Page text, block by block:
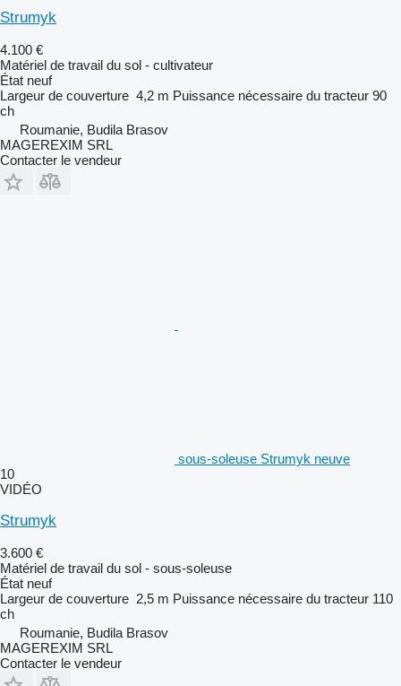
Strumyk
4.100 €
Matériel de travail du sol - cultivateur
État neuf
Largeur de couverture 4,2 m Puissance nécessaire du tracteur 90
ch
Roumanie, Budila Brasov
MAGEREXIM SRL
Contacter le vendeur
sous-soleuse Strumyk neuve
10
VIDÉO
Strumyk
3.600 €
Matériel de travail du sol - sous-soleuse
État neuf
Largeur de couverture 2,5 m Puissance nécessaire du tracteur 110
ch
Roumanie, Budila Brasov
MAGEREXIM SRL
Contacter le vendeur